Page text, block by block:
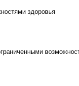
здоровья